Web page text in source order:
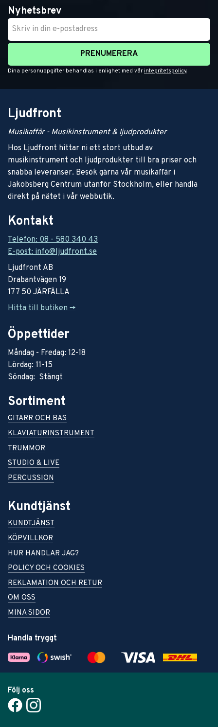
Nyhetsbrev
PRENUMERERA
Dina personuppgifter behandlas i enlighet med vår integritetspolicy.
Ljudfront
Musikaffär - Musikinstrument & ljudprodukter
Hos Ljudfront hittar ni ett stort utbud av
musikinstrument och ljudprodukter till bra priser och
snabba leveranser. Besök gärna vår musikaffär i
Jakobsberg Centrum utanför Stockholm, eller handla
direkt på nätet i vår webbutik.
Kontakt
Telefon: 08 - 580 340 43
E-post: info@ljudfront.se
Ljudfront AB
Drabantvägen 19
177 50 JÄRFÄLLA
Hitta till butiken ->
Öppettider
Måndag - Fredag: 12-18
Lördag: 11-15
Söndag: Stängt
Sortiment
GITARR OCH BAS
KLAVIATURINSTRUMENT
TRUMMOR
STUDIO & LIVE
PERCUSSION
Kundtjänst
KUNDTJÄNST
KÖPVILLKOR
HUR HANDLAR JAG?
POLICY OCH COOKIES
REKLAMATION OCH RETUR
OM OSS
MINA SIDOR
Handla tryggt
Följ oss